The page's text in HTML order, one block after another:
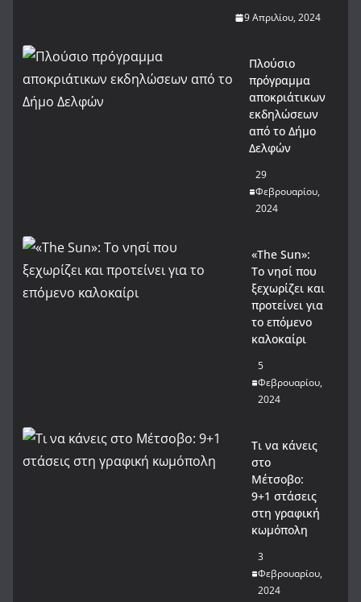
9 Απριλίου, 2024
Πλούσιο
πρόγραμμα
αποκριάτικων
εκδηλώσεων
από το Δήμο
Δελφών
29
Φεβρουαρίου,
2024
«The Sun»:
Το νησί που
ξεχωρίζει και
προτείνει για
το επόμενο
καλοκαίρι
5
Φεβρουαρίου,
2024
Τι να κάνεις
στο
Μέτσοβο:
9+1 στάσεις
στη γραφική
κωμόπολη
3
Φεβρουαρίου,
2024